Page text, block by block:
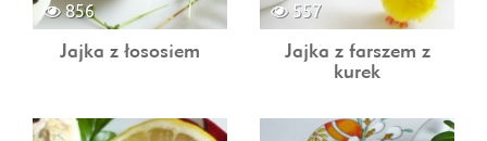
856
Jajka z łososiem
557
Jajka z farszem z
kurek